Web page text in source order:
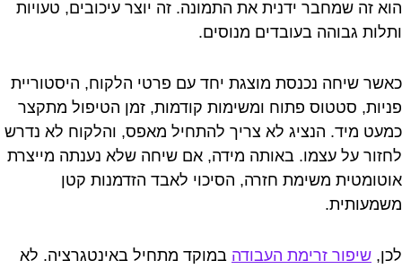
הוא זה שמחבר ידנית את התמונה. זה יוצר עיכובים, טעויות
ותלות גבוהה בעובדים מנוסים.
כאשר שיחה נכנסת מוצגת יחד עם פרטי הלקוח, היסטוריית
פניות, סטטוס פתוח ומשימות קודמות, זמן הטיפול מתקצר
כמעט מיד. הנציג לא צריך להתחיל מאפס, והלקוח לא נדרש
לחזור על עצמו. באותה מידה, אם שיחה שלא נענתה מייצרת
אוטומטית משימת חזרה, הסיכוי לאבד הזדמנות קטן
משמעותית.
לכן, שיפור זרימת העבודה במוקד מתחיל באינטגרציה. לא